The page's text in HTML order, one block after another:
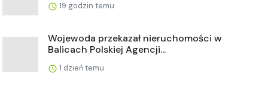
19 godzin temu
Wojewoda przekazał nieruchomości w
Balicach Polskiej Agencji...
1 dzień temu